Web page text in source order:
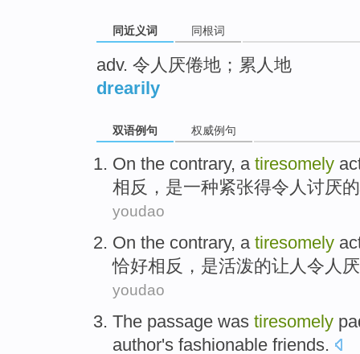
同近义词 同根词
adv. 令人厌倦地；累人地
drearily
双语例句 权威例句
On the contrary, a tiresomely
相反 ，是一种紧张得令人讨厌
youdao
On the contrary, a tiresomely
恰好相反 ， 是活泼的让人令人
youdao
The passage was tiresomely
author's fashionable friends.